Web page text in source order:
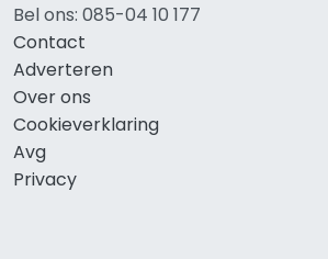
Bel ons: 085-04 10 177
Contact
Adverteren
Over ons
Cookieverklaring
Avg
Privacy